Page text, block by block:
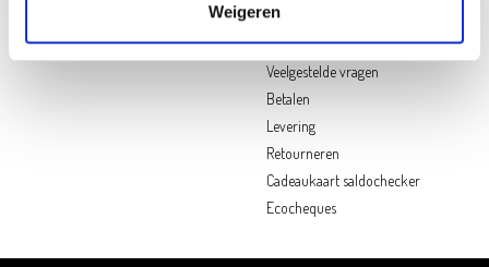
Weigeren
Hulp nodig?
Veelgestelde vragen
Betalen
Levering
Retourneren
Cadeaukaart saldochecker
Ecocheques